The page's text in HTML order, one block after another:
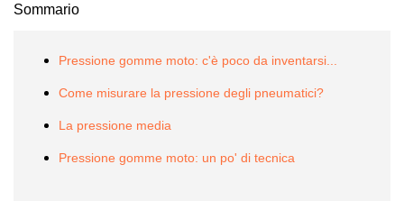
Sommario
Pressione gomme moto: c'è poco da inventarsi...
Come misurare la pressione degli pneumatici?
La pressione media
Pressione gomme moto: un po' di tecnica